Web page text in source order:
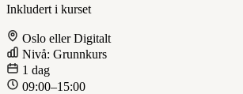
Inkludert i kurset
Oslo eller Digitalt
Nivå: Grunnkurs
1 dag
09:00–15:00